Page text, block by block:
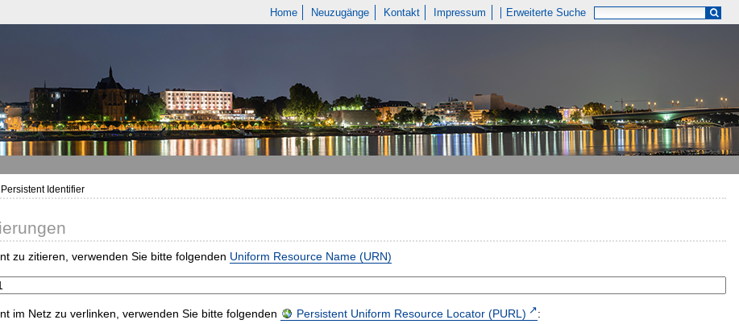
Home Neuzugänge Kontakt Impressum Erweiterte Suche
Persistent Identifier
zu zitieren, verwenden Sie bitte folgenden Uniform Resource Name (URN)
im Netz zu verlinken, verwenden Sie bitte folgenden Persistent Uniform Resource Locator (PURL) :